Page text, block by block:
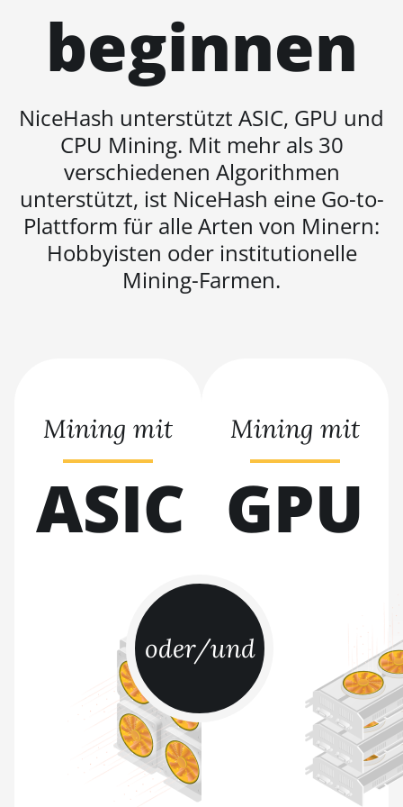
BITMAIN AntMiner
L9 Hyd 2U (27Gh)
BITMAIN AntMiner
BITMAIN AntMiner
S15
BITMAIN AntMiner
S17
BITMAIN AntMiner
S17 (53Th)
BITMAIN AntMiner
BITMAIN AntMiner
S19
BITMAIN AntMiner
S19 Pro
BITMAIN AntMiner
S19 Pro+ Hyd
BITMAIN AntMiner
S19 Pro+ Hyd.
(191Th)
BITMAIN AntMiner
S19 XP (140Th)
BITMAIN AntMiner
beginnen
NiceHash unterstützt ASIC, GPU und
CPU Mining. Mit mehr als 30
verschiedenen Algorithmen
unterstützt, ist NiceHash eine Go-to-
Plattform für alle Arten von Minern:
Hobbyisten oder institutionelle
Mining-Farmen.
oder/und
Mining mit
ASIC
Mining mit
GPU